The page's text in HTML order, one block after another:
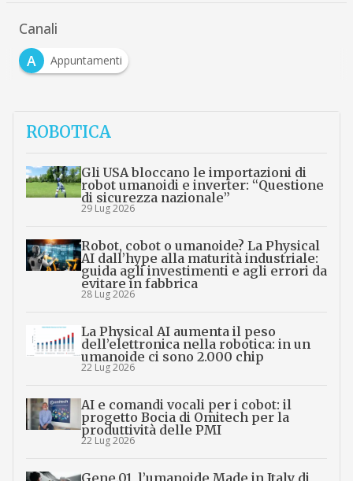
Canali
A
Appuntamenti
ROBOTICA
Gli USA bloccano le importazioni di
robot umanoidi e inverter: “Questione
di sicurezza nazionale”
29 Lug 2026
Robot, cobot o umanoide? La Physical
AI dall’hype alla maturità industriale:
guida agli investimenti e agli errori da
evitare in fabbrica
28 Lug 2026
La Physical AI aumenta il peso
dell’elettronica nella robotica: in un
umanoide ci sono 2.000 chip
22 Lug 2026
AI e comandi vocali per i cobot: il
progetto Bocia di Omitech per la
produttività delle PMI
22 Lug 2026